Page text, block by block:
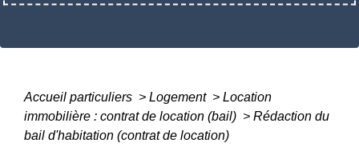
Accueil particuliers > Logement > Location
immobilière : contrat de location (bail) > Rédaction du
bail d'habitation (contrat de location)